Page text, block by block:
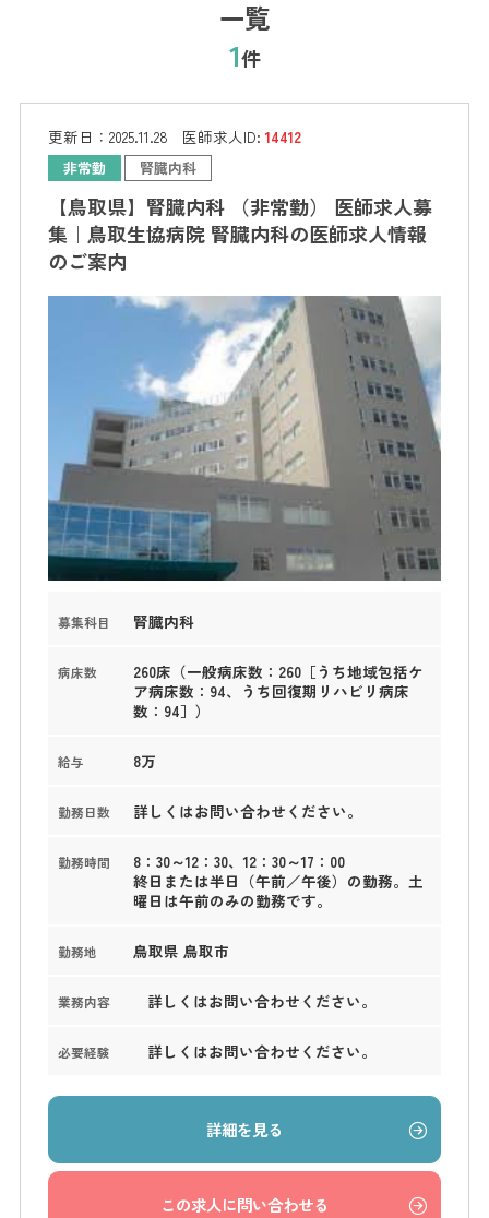
一覧
1件
更新日： 2025.11.28 医師求人ID:14412
非常勤 腎臓内科
【鳥取県】腎臓内科 （非常勤） 医師求人募
集｜鳥取生協病院 腎臓内科の医師求人情報
のご案内
募集科目 腎臓内科
病床数
260床（一般病床数：260［うち地域包括ケ
ア病床数：94、うち回復期リハビリ病床
数：94］）
給与 8万
勤務日数 詳しくはお問い合わせください。
勤務時間
8：30～12：30、12：30～17：00
終日または半日（午前／午後）の勤務。土
曜日は午前のみの勤務です。
勤務地 鳥取県 鳥取市
業務内容 詳しくはお問い合わせください。
必要経験 詳しくはお問い合わせください。
詳細を見る
この求人に問い合わせる